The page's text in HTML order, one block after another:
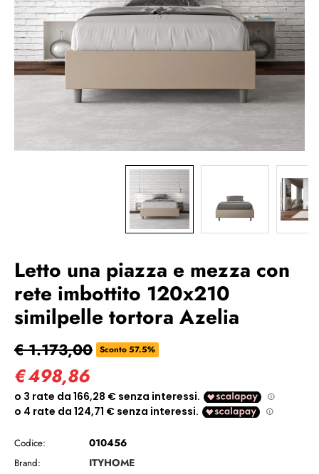
Letto una piazza e mezza con
rete imbottito 120x210
similpelle tortora Azelia
€ 1.173,00 Sconto 57.5%
€498,86
Codice: 010456
Brand: ITYHOME